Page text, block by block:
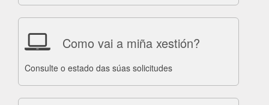
Como vai a miña xestión?
Consulte o estado das súas solicitudes